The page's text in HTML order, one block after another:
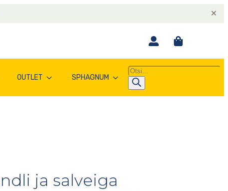
✕
OUTLET SPHAGNUM
Products
search
ja salveiga